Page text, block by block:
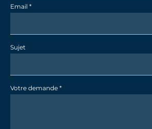
Email*
Sujet
Votre demande*